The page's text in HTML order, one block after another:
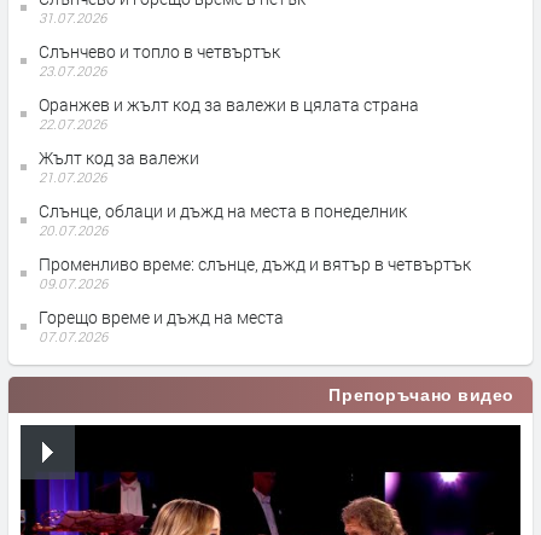
31.07.2026
Слънчево и топло в четвъртък
23.07.2026
Оранжев и жълт код за валежи в цялата страна
22.07.2026
Жълт код за валежи
21.07.2026
Слънце, облаци и дъжд на места в понеделник
20.07.2026
Променливо време: слънце, дъжд и вятър в четвъртък
09.07.2026
Горещо време и дъжд на места
07.07.2026
Препоръчано видео